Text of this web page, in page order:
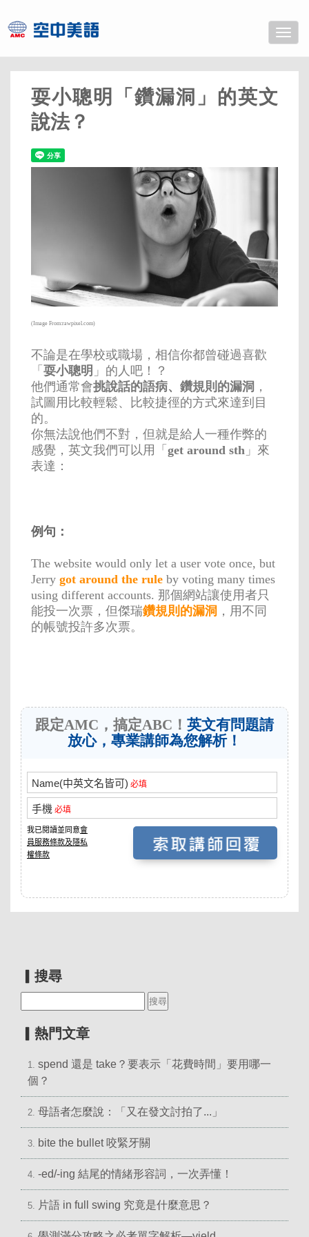
Toggle
耍小聰明「鑽漏洞」的英文
說法？
(Image From:rawpixel.com)
不論是在學校或職場，相信你都曾碰過喜歡
「 耍小聰明 」的人吧！？
他們通常會挑說話的語病、鑽規則的漏洞 ，
試圖用比較輕鬆、比較捷徑的方式來達到目
的。
你無法說他們不對，但就是給人一種作弊的
感覺， 英文我們可以用「 get around sth 」來
表達：
例句：
The website would only let a user vote once, but
Jerry got around the rule by voting many times
using different accounts. 那個網站讓使用者只
能投一次票，但傑瑞鑽規則的漏洞 ，用不同
的帳號投許多次票。
跟定AMC，搞定ABC！ 英文有問題請
放心，專業講師為您解析！
▎搜尋
▎熱門文章
1.
spend 還是 take？要表示「花費時間」要用哪一
個？
2. 母語者怎麼說：「又在發文討拍了...」
3. bite the bullet 咬緊牙關
4. -ed/-ing 結尾的情緒形容詞，一次弄懂！
5. 片語 in full swing 究竟是什麼意思？